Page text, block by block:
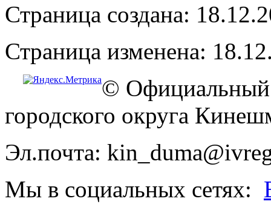
Страница создана:
Страница изменена:
© Официальный
городского округа
Эл.почта:
Мы в социальных сетях: